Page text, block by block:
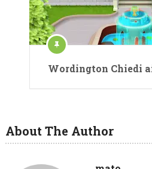
Wordington Chiedi
About The Author